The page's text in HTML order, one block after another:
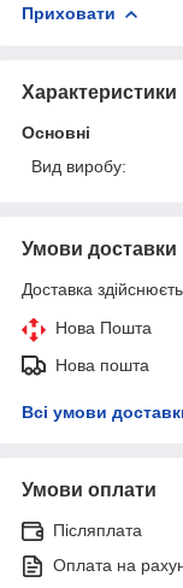
Приховати
Характеристики
Основні
Вид виробу:
Умови доставки
Доставка
Нова Пошта
Нова пошта
Всі умови
Умови оплати
Післяплата
Оплата на